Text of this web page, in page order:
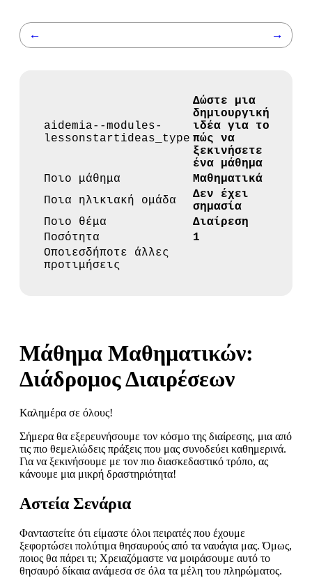
← →
aidemia--modules-
lessonstartideas_type
Δώστε μια
δημιουργική
ιδέα για το
πώς να
ξεκινήσετε
ένα μάθημα
Ποιο μάθημα
Μαθηματικά
Ποια ηλικιακή ομάδα
Δεν έχει
σημασία
Ποιο θέμα
Διαίρεση
Ποσότητα
1
Οποιεσδήποτε άλλες
προτιμήσεις
Μάθημα Μαθηματικών:
Διάδρομος Διαιρέσεων
Καλημέρα σε όλους!
Σήμερα θα εξερευνήσουμε τον κόσμο της διαίρεσης, μια από
τις πιο θεμελιώδεις πράξεις που μας συνοδεύει καθημερινά.
Για να ξεκινήσουμε με τον πιο διασκεδαστικό τρόπο, ας
κάνουμε μια μικρή δραστηριότητα!
Αστεία Σενάρια
Φανταστείτε ότι είμαστε όλοι πειρατές που έχουμε
ξεφορτώσει πολύτιμα θησαυρούς από τα ναυάγια μας. Όμως,
ποιος θα πάρει τι; Χρειαζόμαστε να μοιράσουμε αυτό το
θησαυρό δίκαια ανάμεσα σε όλα τα μέλη του πληρώματος.